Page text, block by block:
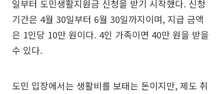
일부터 도민생활지원금 신청을 받기 시작했다. 신청
기간은 4월 30일부터 6월 30일까지이며, 지급 금액
은 1인당 10만 원이다. 4인 가족이면 40만 원을 받을
수 있다.
도민 입장에서는 생활비를 보태는 돈이지만, 제도 취